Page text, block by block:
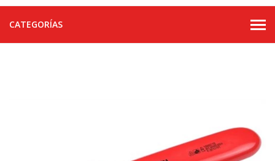
CATEGORÍAS